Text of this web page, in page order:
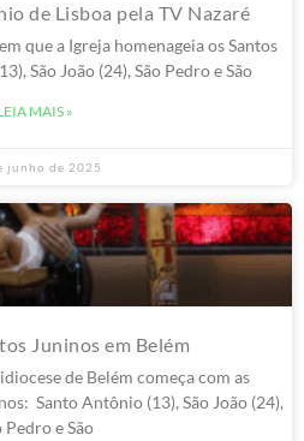
de Lisboa pela TV Nazaré
que a Igreja homenageia os Santos
São João (24), São Pedro e São
MAIS »
junho de 2025
Juninos em Belém
de Belém começa com as
Santo Antônio (13), São João (24),
Pedro e São